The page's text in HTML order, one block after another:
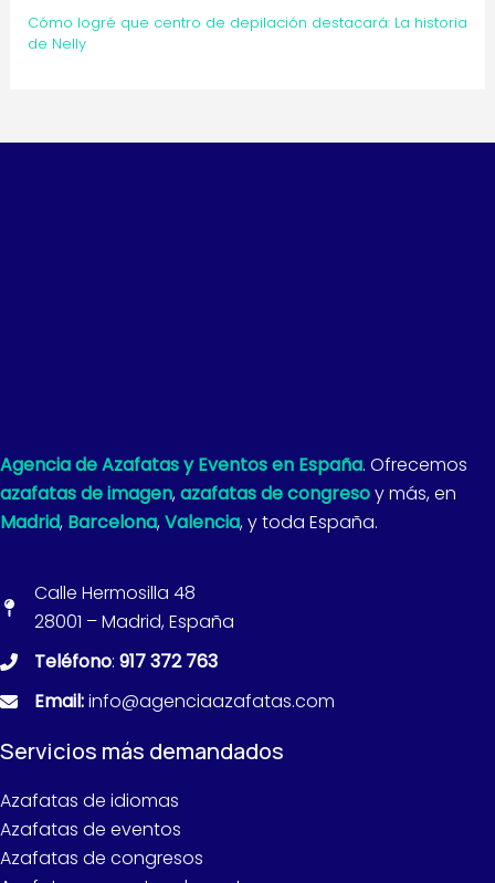
Cómo logré que centro de depilación destacará: La historia
de Nelly
Agencia de Azafatas y Eventos en España. Ofrecemos
azafatas de imagen,azafatas de congresoy más, en
Madrid, Barcelona,Valencia, y toda España.
Calle Hermosilla 48
28001 – Madrid, España
Teléfono: 917 372 763
Email:info@agenciaazafatas.com
Servicios más demandados
Azafatas de idiomas
Azafatas de eventos
Azafatas de congresos